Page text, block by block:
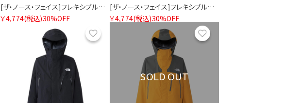
[ザ・ノース・フェイス]フレキシブルグラフィックキャップ
￥4,774(税込)30%OFF
[ザ・ノース・フェイス]フレキシブルグラフィックキャップ
￥4,774(税込)30%OFF
SOLD OUT